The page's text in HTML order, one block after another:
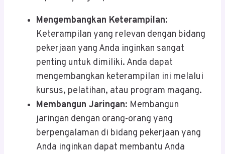
Mengembangkan Keterampilan:
Keterampilan yang relevan dengan bidang
pekerjaan yang Anda inginkan sangat
penting untuk dimiliki. Anda dapat
mengembangkan keterampilan ini melalui
kursus, pelatihan, atau program magang.
Membangun Jaringan: Membangun
jaringan dengan orang-orang yang
berpengalaman di bidang pekerjaan yang
Anda inginkan dapat membantu Anda